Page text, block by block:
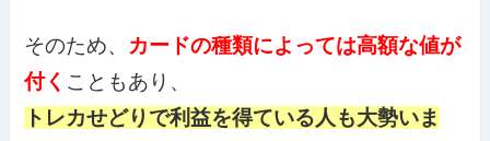
そのため、 カードの種類によっては高額な値が
付く こともあり、
トレカせどりで利益を得ている人も大勢いま